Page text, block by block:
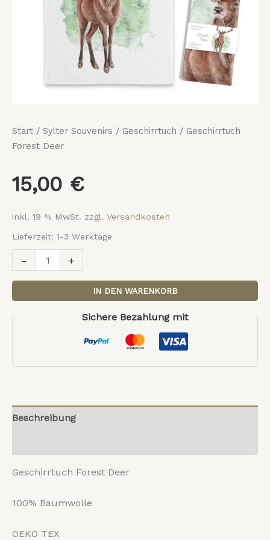
Start / Sylter Souvenirs / Geschirrtuch / Geschirrtuch
Forest Deer
15,00 €
inkl. 19 % MwSt. zzgl. Versandkosten
Lieferzeit: 1-3 Werktage
- +
IN DEN WARENKORB
Sichere Bezahlung mit
Beschreibung
Geschirrtuch Forest Deer
100% Baumwolle
OEKO TEX